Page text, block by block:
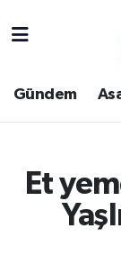
Gündem
Et
Ekonomi
Ankara
Süper
Tüm
Son